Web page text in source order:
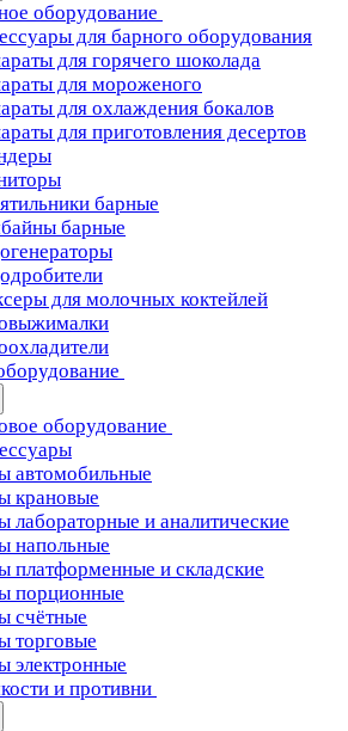
оборудование
для барного оборудования
для горячего шоколада
для мороженого
для охлаждения бокалов
для приготовления десертов
барные
барные
для молочных коктейлей
оборудование
автомобильные
крановые
лабораторные и аналитические
напольные
платформенные и складские
порционные
счётные
торговые
электронные
и противни